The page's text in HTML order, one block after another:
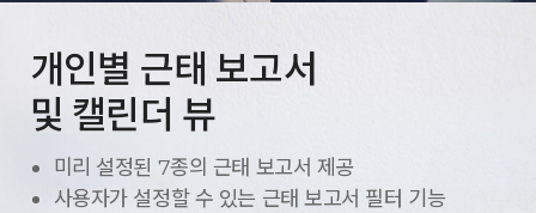
개인별 근태 보고서
및 캘린더 뷰
미리 설정된 7종의 근태 보고서 제공
사용자가 설정할 수 있는 근태 보고서 필터 기능